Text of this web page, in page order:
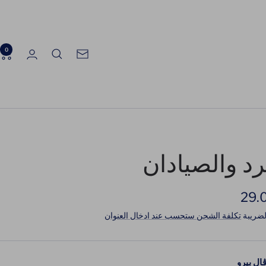
الرسالة
0
والصيادان
تكلفة الشحن ستحسب عند ادخال العنوان
بيرو